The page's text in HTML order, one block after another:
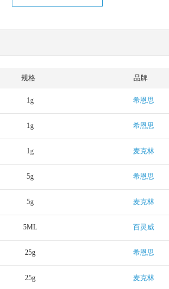
规格 品牌
1g 希恩思
1g 希恩思
1g 麦克林
5g 希恩思
5g 麦克林
5ML 百灵威
25g 希恩思
25g 麦克林